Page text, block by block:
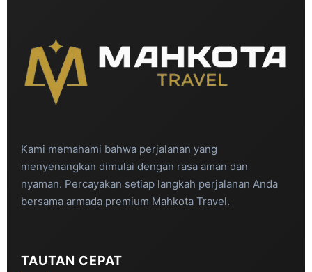
Kami memahami bahwa perjalanan yang
menyenangkan dimulai dengan rasa aman dan
nyaman. Percayakan setiap langkah perjalanan Anda
bersama armada premium Mahkota Travel.
TAUTAN CEPAT